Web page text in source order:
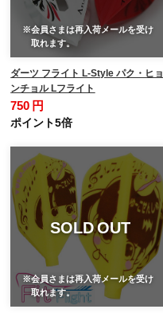
※会員さまは再入荷メールを受け
取れます。
ダーツ フライト L-Style パク・ヒョ
ンチョル Lフライト
750 円
ポイント5倍
SOLD OUT
※会員さまは再入荷メールを受け
取れます。